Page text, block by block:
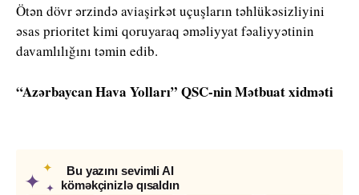
Ötən dövr ərzində aviaşirkət uçuşların təhlükəsizliyini
əsas prioritet kimi qoruyaraq əməliyyat fəaliyyətinin
davamlılığını təmin edib.
“Azərbaycan Hava Yolları” QSC-nin Mətbuat xidməti
✦
✦
✦
Bu yazını sevimli AI
köməkçinizlə qısaldın